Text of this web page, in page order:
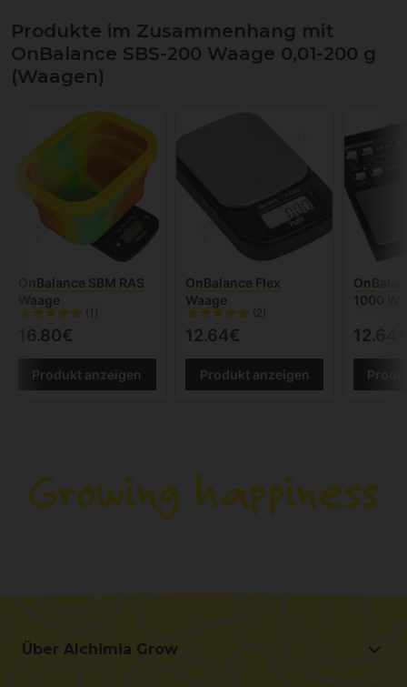
Produkte im Zusammenhang mit
OnBalance SBS-200 Waage 0,01-200 g
(Waagen)
OnBalance SBM RAS
Waage
(1)
16.80€
Produkt anzeigen
OnBalance Flex
Waage
(2)
12.64€
Produkt anzeigen
1000
12.64€
Über Alchimia Grow